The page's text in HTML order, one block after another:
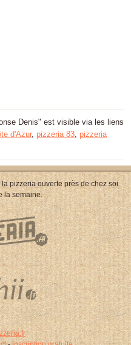
Denis" est visible via les liens
d'Azur, pizzeria 83, pizzeria
pizzeria ouverte près de chez soi
la semaine.